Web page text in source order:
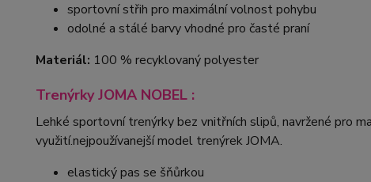
sportovní střih pro maximální volnost pohybu
odolné a stálé barvy vhodné pro časté praní
Materiál: 100 % recyklovaný polyester
Trenýrky JOMA NOBEL :
Lehké sportovní trenýrky bez vnitřních slipů, navržené pro
využití.nejpoužívanejší model trenýrek JOMA.
elastický pas se šňůrkou